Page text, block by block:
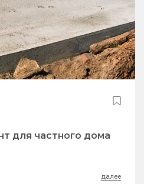
для частного дома
далее